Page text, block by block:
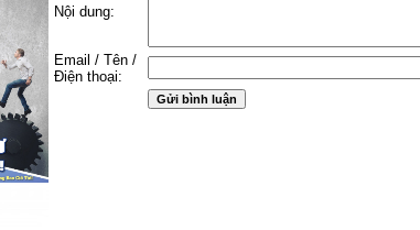
Nội dung:
Email / Tên /
Điện thoại: